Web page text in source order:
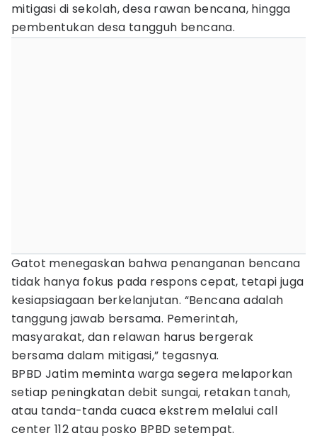
mitigasi di sekolah, desa rawan bencana, hingga
pembentukan desa tangguh bencana.
Gatot menegaskan bahwa penanganan bencana
tidak hanya fokus pada respons cepat, tetapi juga
kesiapsiagaan berkelanjutan. “Bencana adalah
tanggung jawab bersama. Pemerintah,
masyarakat, dan relawan harus bergerak
bersama dalam mitigasi,” tegasnya.
BPBD Jatim meminta warga segera melaporkan
setiap peningkatan debit sungai, retakan tanah,
atau tanda-tanda cuaca ekstrem melalui call
center 112 atau posko BPBD setempat.